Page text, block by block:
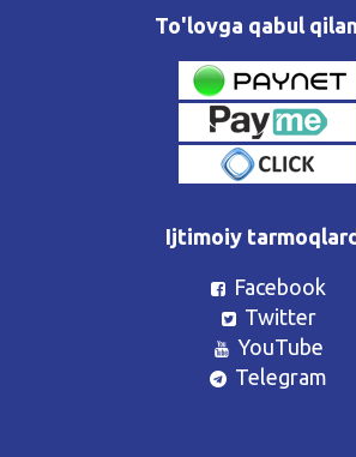
To'lovga qabul
Ijtimoiy
Facebook
Twitter
YouTube
Telegram